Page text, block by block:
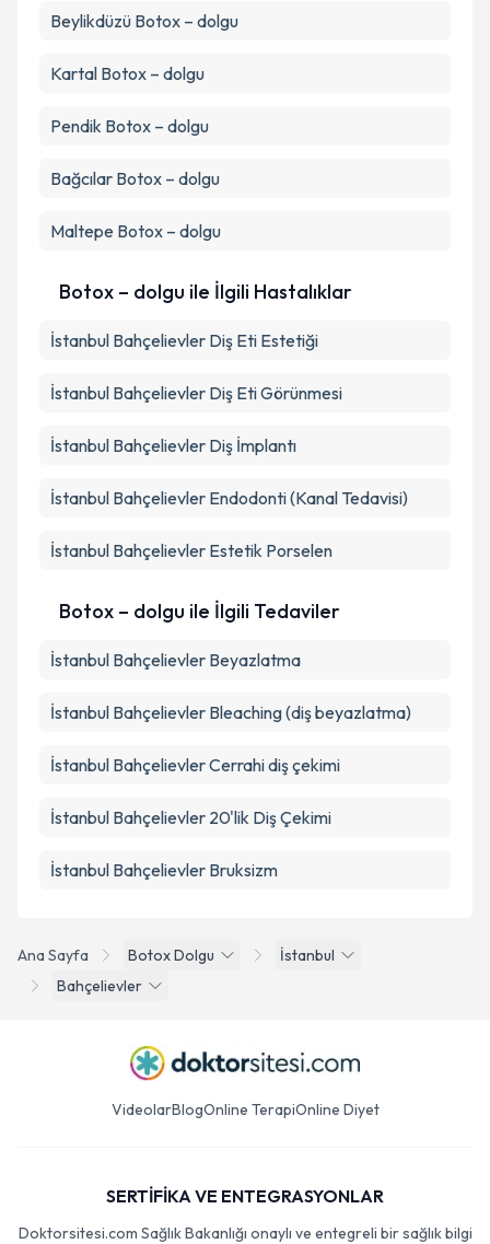
Ana Sayfa Botox Dolgu
İstanbul
Bahçelievler
Beylikdüzü Botox – dolgu
Kartal Botox – dolgu
Pendik Botox – dolgu
Bağcılar Botox – dolgu
Maltepe Botox – dolgu
Botox – dolgu ile İlgili Hastalıklar
İstanbul Bahçelievler Diş Eti Estetiği
İstanbul Bahçelievler Diş Eti Görünmesi
İstanbul Bahçelievler Diş İmplantı
İstanbul Bahçelievler Endodonti (Kanal Tedavisi)
İstanbul Bahçelievler Estetik Porselen
Botox – dolgu ile İlgili Tedaviler
İstanbul Bahçelievler Beyazlatma
İstanbul Bahçelievler Bleaching (diş beyazlatma)
İstanbul Bahçelievler Cerrahi diş çekimi
İstanbul Bahçelievler 20'lik Diş Çekimi
İstanbul Bahçelievler Bruksizm
VideolarBlogOnline TerapiOnline Diyet
SERTİFİKA VE ENTEGRASYONLAR
Doktorsitesi.com Sağlık Bakanlığı onaylı ve entegreli bir sağlık bilgi